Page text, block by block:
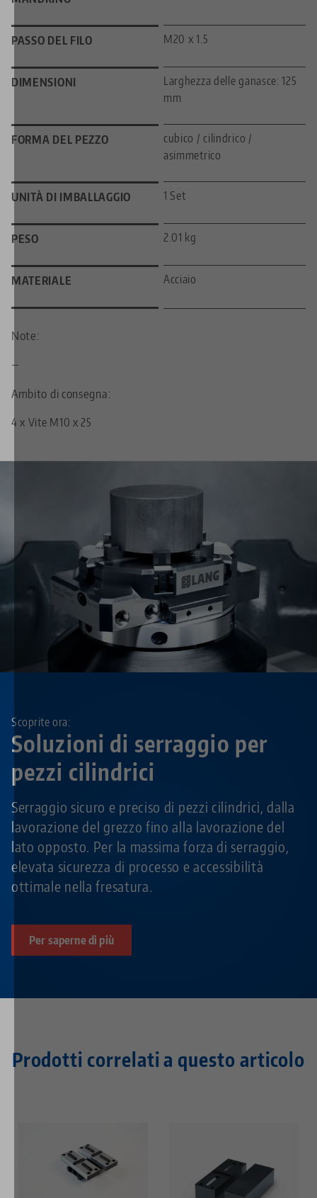
PASSO DEL FILO M20 x 1.5
DIMENSIONI
Larghezza delle ganasce: 125
mm
FORMA DEL PEZZO
cubico / cilindrico /
asimmetrico
UNITÀ DI IMBALLAGGIO 1 Set
PESO 2.01 kg
MATERIALE Acciaio
Note:
—
Ambito di consegna:
4 x Vite M10 x 25
Soluzioni di serraggio per
pezzi cilindrici
Scoprite ora:
Serraggio sicuro e preciso di pezzi cilindrici, dalla
lavorazione del grezzo fino alla lavorazione del
lato opposto. Per la massima forza di serraggio,
elevata sicurezza di processo e accessibilità
ottimale nella fresatura.
Per saperne di più
Prodotti correlati a questo articolo